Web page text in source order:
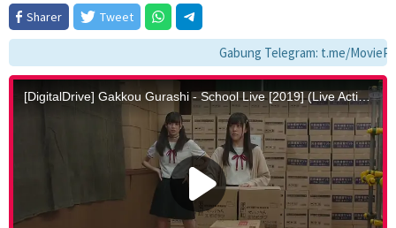
Sharer
Tweet
Gabung Telegram: t.me/